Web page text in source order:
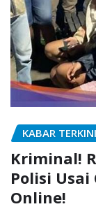
KABAR TERKINI
Kriminal!
Polisi
Online!